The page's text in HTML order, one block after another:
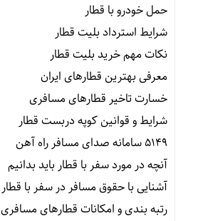
حمل خودرو با قطار
شرایط استرداد بلیت قطار
نکات مهم خرید بلیت قطار
معرفی بهترین قطارهای ایران
خسارت تاخیر قطارهای مسافری
شرایط و قوانین کوپه دربست قطار
۵۱۴۹ سامانه صدای مسافر راه آهن
آنچه در مورد سفر با قطار باید بدانیم
آشنایی با حقوق مسافر در سفر با قطار
رتبه بندی و امکانات قطارهای مسافری